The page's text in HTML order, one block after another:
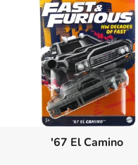
'67 El Camino